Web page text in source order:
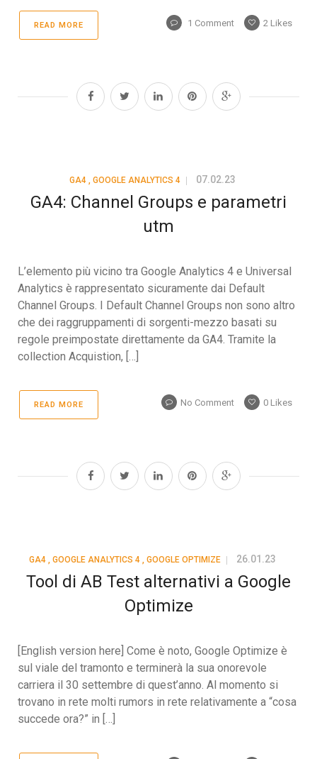
READ MORE 1 Comment 2 Likes
GA4, GOOGLE ANALYTICS 4 07.02.23
GA4: Channel Groups e parametri
utm
L’elemento più vicino tra Google Analytics 4 e Universal
Analytics è rappresentato sicuramente dai Default
Channel Groups. I Default Channel Groups non sono altro
che dei raggruppamenti di sorgenti-mezzo basati su
regole preimpostate direttamente da GA4. Tramite la
collection Acquistion, […]
READ MORE No Comment 0 Likes
GA4, GOOGLE ANALYTICS 4, GOOGLE OPTIMIZE 26.01.23
Tool di AB Test alternativi a Google
Optimize
[English version here] Come è noto, Google Optimize è
sul viale del tramonto e terminerà la sua onorevole
carriera il 30 settembre di quest’anno. Al momento si
trovano in rete molti rumors in rete relativamente a “cosa
succede ora?” in […]